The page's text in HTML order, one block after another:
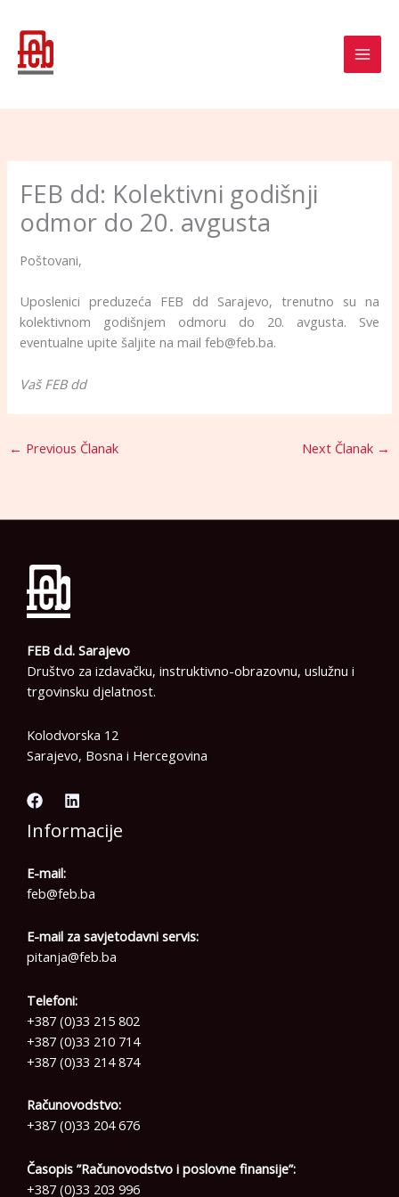
content
FEB dd: Kolektivni godišnji
odmor do 20. avgusta
Poštovani,
Uposlenici preduzeća FEB dd Sarajevo, trenutno su na
kolektivnom godišnjem odmoru do 20. avgusta. Sve
eventualne upite šaljite na mail feb@feb.ba.
Vaš FEB dd
← Previous Članak Next Članak →
FEB d.d. Sarajevo
Društvo za izdavačku, instruktivno-obrazovnu, uslužnu i
trgovinsku djelatnost.
Kolodvorska 12
Sarajevo, Bosna i Hercegovina
Informacije
E-mail:
feb@feb.ba
E-mail za savjetodavni servis:
pitanja@feb.ba
Telefoni:
+387 (0)33 215 802
+387 (0)33 210 714
+387 (0)33 214 874
Računovodstvo:
+387 (0)33 204 676
Časopis ”Računovodstvo i poslovne finansije”:
+387 (0)33 203 996